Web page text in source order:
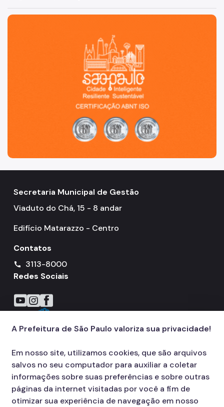
São Paulo, cidade inteligente, resiliente e sustentável
Secretaria Municipal de Gestão
Viaduto do Chá, 15 - 8 andar
Edifício Matarazzo - Centro
Contatos
call
3113-8000
Redes Sociais
Icone do YouTube
Icone do Instagram
Icone do Facebook
A Prefeitura de São Paulo valoriza sua privacidade!
Em nosso site, utilizamos cookies, que são arquivos
salvos no seu computador para auxiliar a coletar
informações sobre suas preferências e sobre outras
páginas da internet visitadas por você a fim de
otimizar sua experiência de navegação em nosso